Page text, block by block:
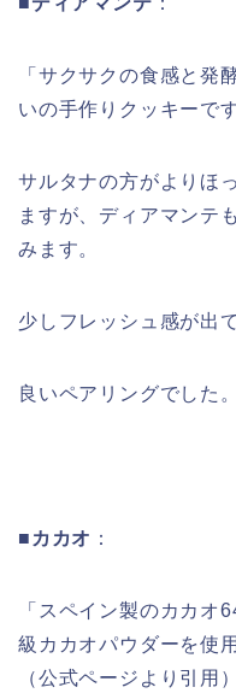
「サクサクの食感と発
いの手作りクッキーで
サルタナの方がよりほ
ますが、ディアマンテ
みます。
少しフレッシュ感が出
良いペアリングでした。
■カカオ ：
「スペイン製のカカオ
級カカオパウダーを使
（公式ページより引用）